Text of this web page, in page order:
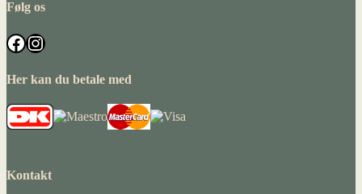
Følg os
Facebook
Instagram
Her kan du betale med
Kontakt